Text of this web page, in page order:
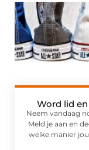
Word lid
Neem vandaag
Meld je aan en
welke manier